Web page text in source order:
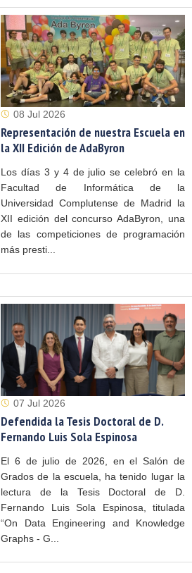
08 Jul 2026
Representación de nuestra Escuela en
la XII Edición de AdaByron
Los días 3 y 4 de julio se celebró en la
Facultad de Informática de la
Universidad Complutense de Madrid la
XII edición del concurso AdaByron, una
de las competiciones de programación
más presti...
07 Jul 2026
Defendida la Tesis Doctoral de D.
Fernando Luis Sola Espinosa
El 6 de julio de 2026, en el Salón de
Grados de la escuela, ha tenido lugar la
lectura de la Tesis Doctoral de D.
Fernando Luis Sola Espinosa, titulada
“On Data Engineering and Knowledge
Graphs - G...